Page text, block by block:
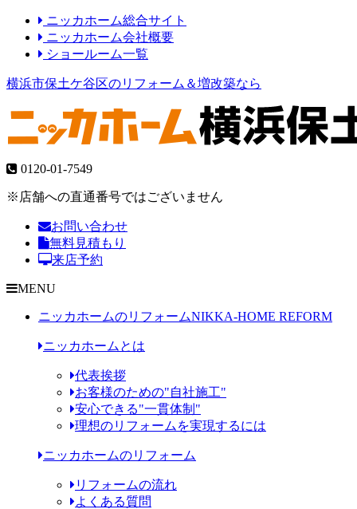
ニッカホーム総合サイト
ニッカホーム会社概要
ショールーム一覧
横浜市保土ケ谷区のリフォーム＆増改築なら
0120-01-7549
※店舗への直通番号ではございません
お問い合わせ
無料見積もり
来店予約
MENU
ニッカホームのリフォームNIKKA-HOME REFORM
ニッカホームとは
代表挨拶
お客様のための"自社施工"
安心できる"一貫体制"
理想のリフォームを実現するには
ニッカホームのリフォーム
リフォームの流れ
よくある質問